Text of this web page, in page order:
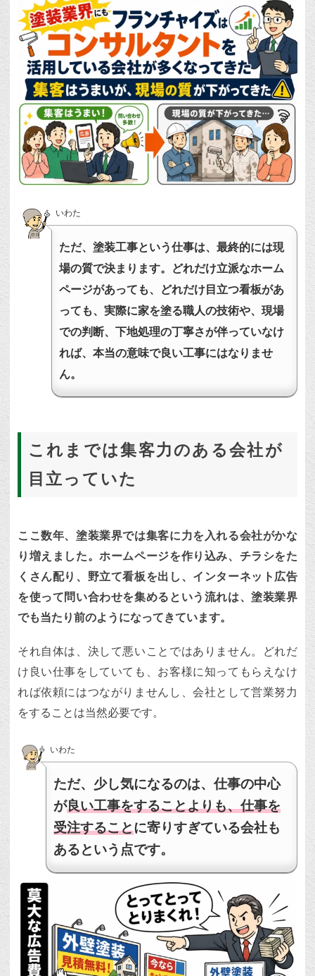
いわた
ただ、塗装工事という仕事は、最終的には現
場の質で決まります。どれだけ立派なホーム
ページがあっても、どれだけ目立つ看板があ
っても、実際に家を塗る職人の技術や、現場
での判断、下地処理の丁寧さが伴っていなけ
れば、本当の意味で良い工事にはなりませ
ん。
これまでは集客力のある会社が
目立っていた
ここ数年、塗装業界では集客に力を入れる会社がかな
り増えました。ホームページを作り込み、チラシをた
くさん配り、野立て看板を出し、インターネット広告
を使って問い合わせを集めるという流れは、塗装業界
でも当たり前のようになってきています。
それ自体は、決して悪いことではありません。どれだ
け良い仕事をしていても、お客様に知ってもらえなけ
れば依頼にはつながりませんし、会社として営業努力
をすることは当然必要です。
いわた
ただ、少し気になるのは、仕事の中心
が良い工事をすることよりも、仕事を
受注することに寄りすぎている会社も
あるという点です。